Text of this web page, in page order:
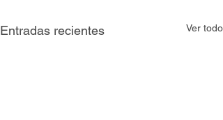
Entradas recientes Ver todo